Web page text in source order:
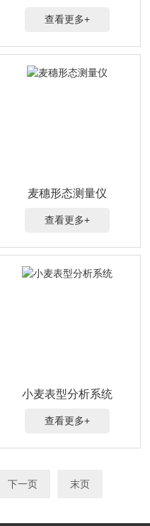
查看更多+
麦穗形态测量仪
查看更多+
小麦表型分析系统
查看更多+
下一页 末页